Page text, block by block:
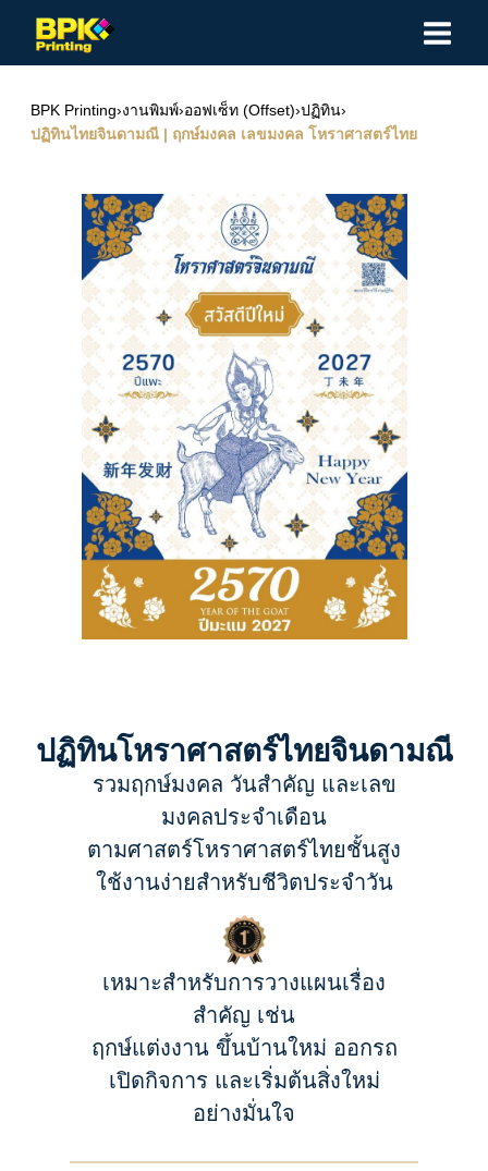
BPK Printing›งานพิมพ์›ออฟเซ็ท (Offset)›ปฏิทิน›
ปฏิทินไทยจินดามณี | ฤกษ์มงคล เลขมงคล โหราศาสตร์ไทย
ปฏิทินโหราศาสตร์ไทยจินดามณี
รวมฤกษ์มงคล วันสำคัญ และเลข
มงคลประจำเดือน
ตามศาสตร์โหราศาสตร์ไทยชั้นสูง
ใช้งานง่ายสำหรับชีวิตประจำวัน
เหมาะสำหรับการวางแผนเรื่อง
สำคัญ เช่น
ฤกษ์แต่งงาน ขึ้นบ้านใหม่ ออกรถ
เปิดกิจการ และเริ่มต้นสิ่งใหม่
อย่างมั่นใจ